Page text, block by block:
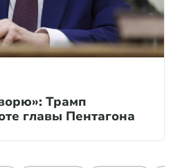
Трамп
главы Пентагона